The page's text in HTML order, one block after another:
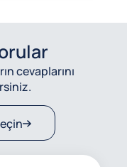
cevaplarını